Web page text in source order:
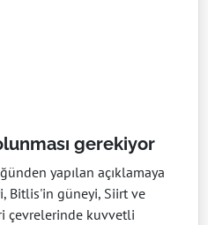
gerekiyor
yapılan açıklamaya
Bitlis'in güneyi, Siirt ve
çevrelerinde kuvvetli